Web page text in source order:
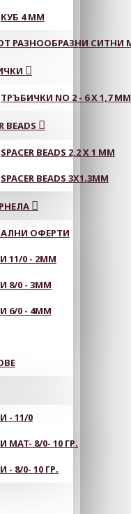
КУБ 4 ММ
РАЗНООБРАЗНИ СИТНИ
ТРЪБИЧКИ NO 2 - 6 X 1,7 MM
BEADS
SPACER BEADS 2,2 X 1 MM
SPACER BEADS 3X1.3MM
ОФЕРТИ
11/0 - 2MM
8/0 - 3MM
6/0 - 4MM
- 11/0
MAT- 8/0- 10 ГР.
- 8/0- 10 ГР.